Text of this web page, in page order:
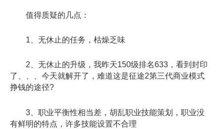
值得质疑的几点：
1、无休止的任务，枯燥乏味
2、无休止的升级，我昨天150级排名633，看到封印
了、、、今天就解开了，难道这是征途2第三代商业模式
挣钱的途径?
3、职业平衡性相当差，胡乱职业技能策划，职业没
有鲜明的特点，许多技能设置不合理